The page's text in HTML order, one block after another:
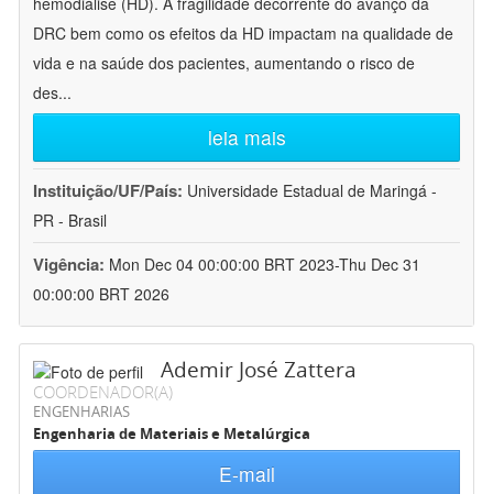
DRC bem como os efeitos da HD impactam na qualidade de
vida e na saúde dos pacientes, aumentando o risco de
des...
leia mais
Instituição/UF/País: Universidade Estadual de Maringá -
PR - Brasil
Vigência: Mon Dec 04 00:00:00 BRT 2023-Thu Dec 31
00:00:00 BRT 2026
Ademir José Zattera
COORDENADOR(A)
ENGENHARIAS
Engenharia de Materiais e Metalúrgica
E-mail